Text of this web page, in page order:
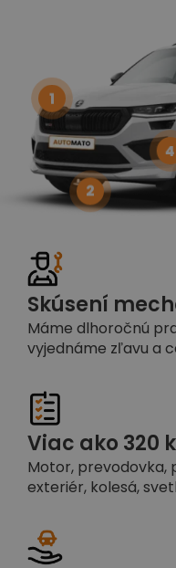
Skúsení
Máme dlhoročnú
vyjednáme zľavu a
Viac ako 320
Motor, prevodovka,
exteriér, kolesá,
1
2
4